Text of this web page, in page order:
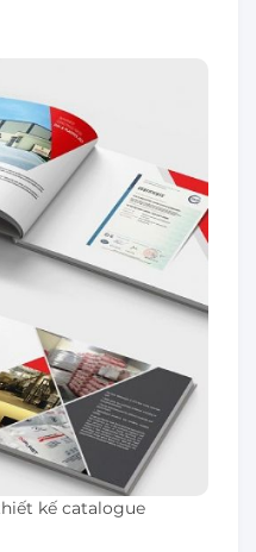
kế catalogue